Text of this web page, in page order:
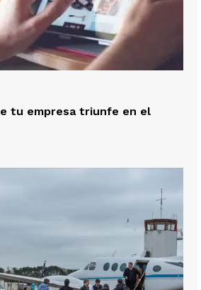
tu empresa triunfe en el